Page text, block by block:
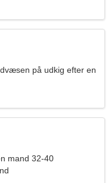
på udkig efter en
mand 32-40